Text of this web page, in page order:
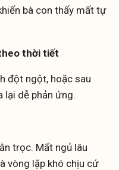
bà con thấy mất tự
thời tiết
đột ngột, hoặc sau
lại dễ phản ứng.
trọc. Mất ngủ lâu
vòng lặp khó chịu cứ